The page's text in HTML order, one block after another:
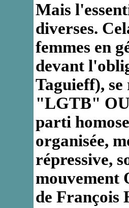
Mais
diverses.
femmes en
devant
Taguieff),
"LGTB"
parti
organisée,
répressive,
mouvement
de François